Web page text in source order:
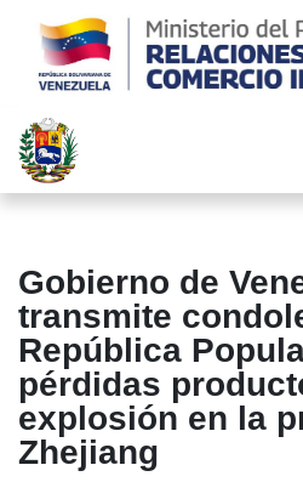
Gobierno de
transmite
República
pérdidas
explosión en la
Zhejiang